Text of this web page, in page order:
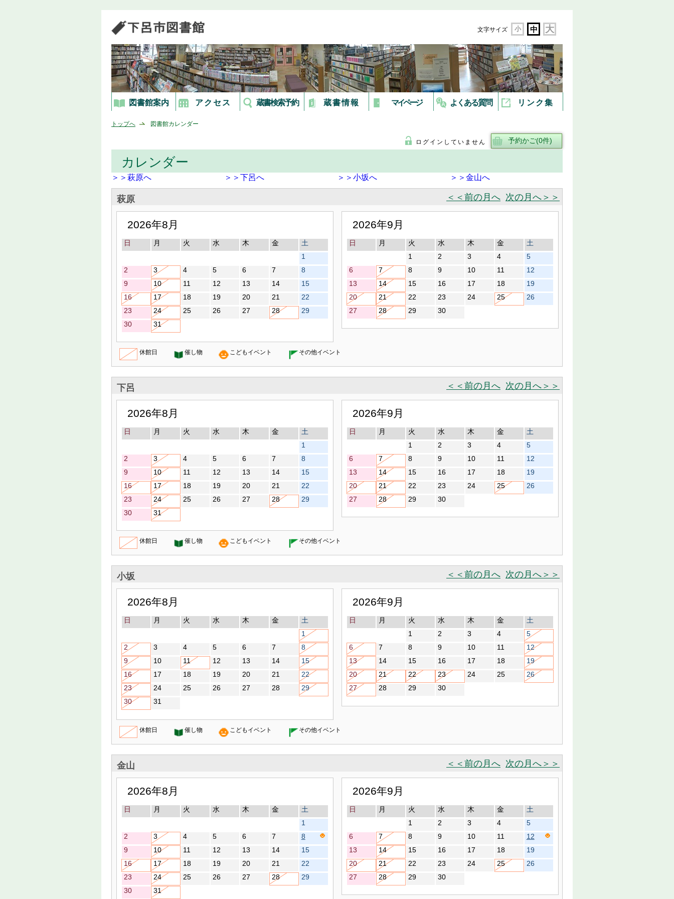
文字サイズ 小 中 大
図書館案内 アクセス 蔵書検索予約 蔵書情報 マイページ よくある質問 リンク集
トップへ 図書館カレンダー
ログインしていません
カレンダー
＞＞萩原へ ＞＞下呂へ ＞＞小坂へ ＞＞金山へ
萩原 ＜＜前の月へ 次の月へ＞＞
2026年8月
日 月 火 水 木 金
土
1
2
3 4 5 6 7
8
9
10 11 12 13 14
15
16
17 18 19 20 21
22
23
24 25 26 27 28
29
30
31
2026年9月
日 月 火 水 木 金
土
1
2 3 4
5
6
7 8 9 10 11
12
13
14 15 16 17 18
19
20
21 22 23 24 25
26
27
28 29 30
休館日 催し物 こどもイベント その他イベント
下呂 ＜＜前の月へ 次の月へ＞＞
2026年8月
日 月 火 水 木 金
土
1
2
3 4 5 6 7
8
9
10 11 12 13 14
15
16
17 18 19 20 21
22
23
24 25 26 27 28
29
30
31
2026年9月
日 月 火 水 木 金
土
1
2 3 4
5
6
7 8 9 10 11
12
13
14 15 16 17 18
19
20
21 22 23 24 25
26
27
28 29 30
休館日 催し物 こどもイベント その他イベント
小坂 ＜＜前の月へ 次の月へ＞＞
2026年8月
日 月 火 水 木 金
土
1
2
3 4 5 6 7
8
9
10 11 12 13 14
15
16
17 18 19 20 21
22
23
24 25 26 27 28
29
30
31
2026年9月
日 月 火 水 木 金
土
1
2 3 4
5
6
7 8 9 10 11
12
13
14 15 16 17 18
19
20
21 22 23 24 25
26
27
28 29 30
休館日 催し物 こどもイベント その他イベント
金山 ＜＜前の月へ 次の月へ＞＞
2026年8月
日 月 火 水 木 金
土
1
2
3 4 5 6 7
8
9
10 11 12 13 14
15
16
17 18 19 20 21
22
23
24 25 26 27 28
29
30
31
2026年9月
日 月 火 水 木 金
土
1
2 3 4
5
6
7 8 9 10 11
12
13
14 15 16 17 18
19
20
21 22 23 24 25
26
27
28 29 30